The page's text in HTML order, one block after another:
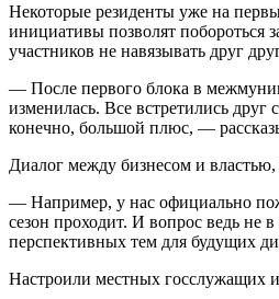
Некоторые резиденты уже на
инициативы позволят побороться
участников не навязывать друг
— После первого блока в
изменилась. Все встретились
конечно, большой плюс, —
Диалог между бизнесом и властью,
— Например, у нас официально
сезон проходит. И вопрос ведь не
перспективных тем для будущих
Настроили местных госслужащих